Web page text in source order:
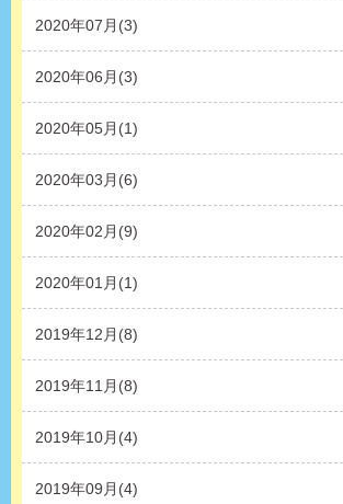
2020年07月(3)
2020年06月(3)
2020年05月(1)
2020年03月(6)
2020年02月(9)
2020年01月(1)
2019年12月(8)
2019年11月(8)
2019年10月(4)
2019年09月(4)